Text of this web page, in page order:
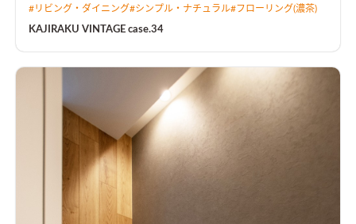
広々とした空間に仕上がりました。
#リビング・ダイニング#シンプル・ナチュラル# フローリング(濃茶)
KAJIRAKU VINTAGE case.34